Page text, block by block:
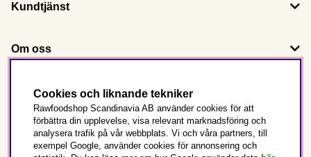
Kundtjänst
Om oss
Följ oss
Det här är Rawfoodshop
Cookies och liknande tekniker
Rawfoodshop Scandinavia AB använder cookies för att
förbättra din upplevelse, visa relevant marknadsföring och
analysera trafik på vår webbplats. Vi och våra partners, till
exempel Google, använder cookies för annonsering och